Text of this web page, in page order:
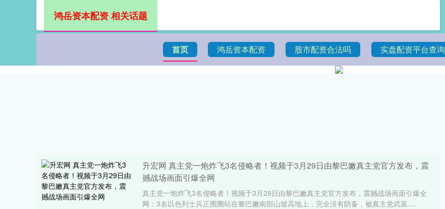
首页 鸿岳资本配资 股市配资合法吗 实盘配资平台查询
鸿岳资本配资 相关话题
升宏网 真主党一炮炸飞3名侵略者！视频于3月29日由黎巴嫩真主党官方发布，震
撼战场画面引爆全网
真主党一炮炸飞3名侵略者！视频于3月29日由黎巴嫩真主党官方发布，震撼战场画面引爆全
网：3名以色列士兵正围圈站在黎巴嫩南部山坡高地上，完全没有防备，被真主党武装....